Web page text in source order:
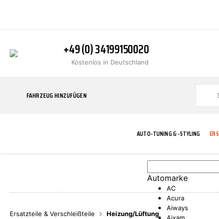
+49 (0) 34199150020
Kostenlos in Deutschland
FAHRZEUG HINZUFÜGEN
AUTO-TUNING & -STYLING
Automarke
AC
Acura
Aiways
Ersatzteile & Verschleißteile Heizung/Lüftung